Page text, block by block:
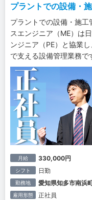
プラントでの設備・
プラントでの設備・施
スエンジニア（ME）は
ンジニア（PE）と協業
で支える設備管理業務で
月給 330,000円
シフト 日勤
勤務地 愛知県知多市南浜
雇用形態 正社員